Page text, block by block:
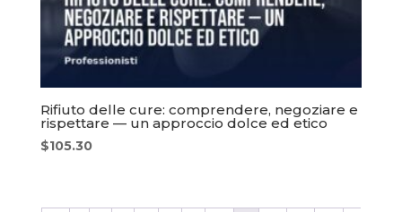
Rifiuto delle cure: comprendere, negoziare e
rispettare — un approccio dolce ed etico
$105.30